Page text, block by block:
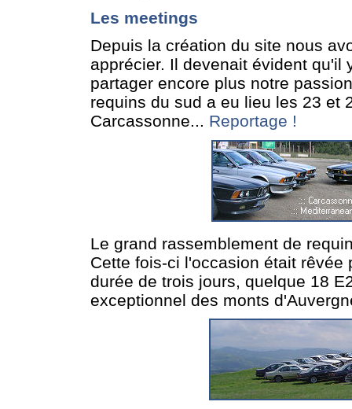
Les meetings
Depuis la création du site nous
apprécier. Il devenait évident qu'il
partager encore plus notre
requins du sud a eu lieu les 23 et
Carcassonne... Reportage !
Le grand rassemblement de
Cette fois-ci l'occasion était
durée de trois jours, quelque 18
exceptionnel des monts